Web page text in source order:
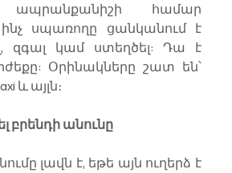
ապրանքանիշի համար
սպառողը ցանկանում է
զգալ կամ ստեղծել: Դա է
Օրինակները շատ են՝
և այլն։
բրենդի անունը
լավն է, եթե այն ուղերձ է